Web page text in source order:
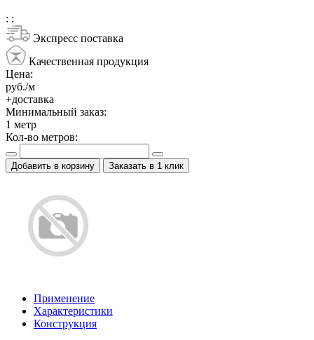
: :
Экспресс поставка
Качественная продукция
Цена:
руб./м
+доставка
Минимальный заказ:
1 метр
Кол-во метров:
Добавить в корзину Заказать в 1 клик
Применение
Характеристики
Конструкция